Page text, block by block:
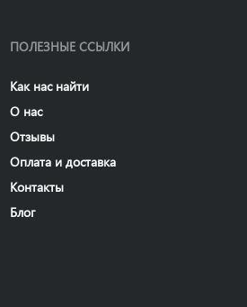
ПОЛЕЗНЫЕ ССЫЛКИ
Как нас найти
О нас
Отзывы
Оплата и доставка
Контакты
Блог